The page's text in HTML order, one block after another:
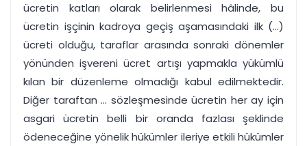
ücretin katları olarak belirlenmesi hâlinde, bu
ücretin işçinin kadroya geçiş aşamasındaki ilk (...)
ücreti olduğu, taraflar arasında sonraki dönemler
yönünden işvereni ücret artışı yapmakla yükümlü
kılan bir düzenleme olmadığı kabul edilmektedir.
Diğer taraftan ... sözleşmesinde ücretin her ay için
asgari ücretin belli bir oranda fazlası şeklinde
ödeneceğine yönelik hükümler ileriye etkili hükümler